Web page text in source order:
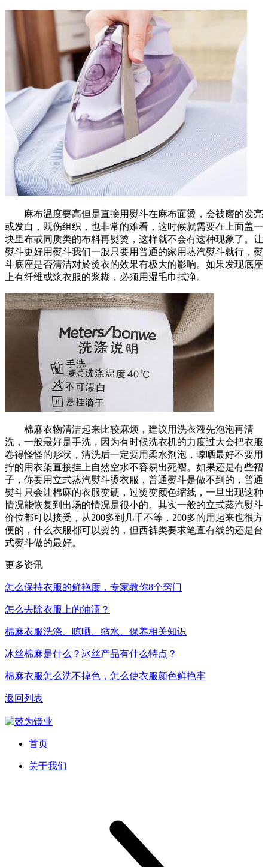
麻布温度要高但是直接用熨斗在麻布面烫，会被磨的发亮
或发白，既伤组织，也非常的难看，这时候就需要在上面盖一
块里布或同质类的布料再熨烫，这样就不会有这种现象了。让
熨斗更好用熨斗我们一般只要用普通的家用蒸汽熨斗就行，熨
斗底座是否清洁对於烫衣的效果有极大的影响。如果发现底座
上有纤维或浆衣服的浆糊，必须用湿毛巾拭净。
棉麻衣物清洁起来比较麻烦，建议用洗衣液先泡泡再清
洗，一般最好是手洗，因为有时候洗衣机的力度过大会把衣服
卷得怪怪的形状，清洗后一定要用柔水剂泡，晾晒最好不要用
拧的用衣架直接挂上自然空水不容易出死褶。如果还是有些褶
子，你要用立式蒸汽熨斗烫衣服，普通熨斗是做不到的，普通
熨斗只会让棉麻的衣服变硬，过烫变颜色缩线，一旦出现这种
情况能恢复到出场的情况是很小的。其实一般的立式蒸汽熨斗
价位都可以接受，从200多到几千不等，200多的用起来也很方
便的，什么衣服都可以熨的，但西裤类要求笔直有线的还是台
式熨斗做的最好。
更多资讯
怎么保持衣服的鲜艳度，专家教你8个窍门
怎么去除衣服上的油渍？
棉麻衣服洗涤、晾晒、缩水、保养相关知识
冰丝棉麻是什么？冰丝产品有什么特点？
棉麻衣服怎么洗不掉色，怎么使衣服颜色鲜艳牢
返回列表
首页
关于我们